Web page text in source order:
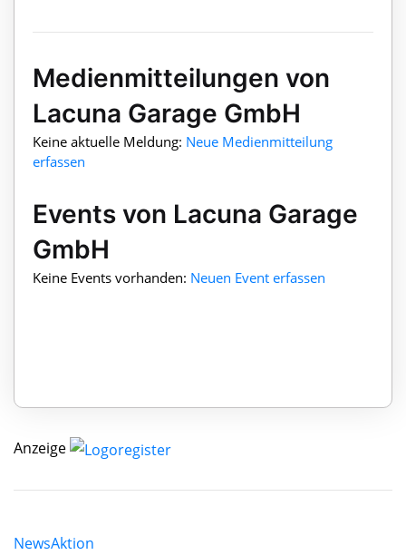
Medienmitteilungen von
Lacuna Garage GmbH
Keine aktuelle Meldung: Neue Medienmitteilung
erfassen
Events von Lacuna Garage
GmbH
Keine Events vorhanden: Neuen Event erfassen
Anzeige
NewsAktion